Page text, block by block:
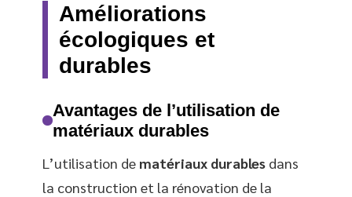
Améliorations
écologiques et
durables
Avantages de l’utilisation de
matériaux durables
L’utilisation de matériaux durables dans
la construction et la rénovation de la